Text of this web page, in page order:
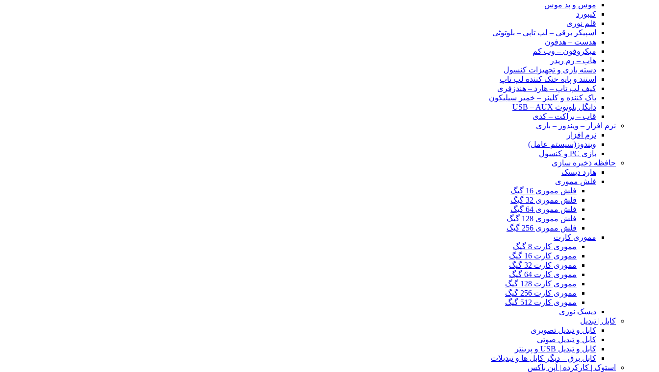
موس و پد موس
کیبورد
قلم نوری
اسپیکر برقی – لپ تاپی – بلوتوثی
هدست – هدفون
میکروفون – وب کم
هاب – رم ریدر
دسته بازی و تجهیزات کنسول
استند و پایه خنک کننده لپ تاپ
کیف لپ تاپ – هارد – هندزفری
پاک کننده و کلینر – خمیر سیلیکون
دانگل بلوتوث USB – AUX
قاب – براکت – کدی
نرم افزار – ویندوز – بازی
نرم افزار
ویندوز(سیستم عامل)
بازی PC و کنسول
حافظه ذخیره سازی
هارد دیسک
فلش مموری
فلش مموری 16 گیگ
فلش مموری 32 گیگ
فلش مموری 64 گیگ
فلش مموری 128 گیگ
فلش مموری 256 گیگ
مموری کارت
مموری کارت 8 گیگ
مموری کارت 16 گیگ
مموری کارت 32 گیگ
مموری کارت 64 گیگ
مموری کارت 128 گیگ
مموری کارت 256 گیگ
مموری کارت 512 گیگ
دیسک نوری
کابل | تبدیل
کابل و تبدیل تصویری
کابل و تبدیل صوتی
کابل و تبدیل USB و پرینتر
کابل برق – دیگر کابل ها و تبدیلات
استوک | کارکرده | اُپن باکس